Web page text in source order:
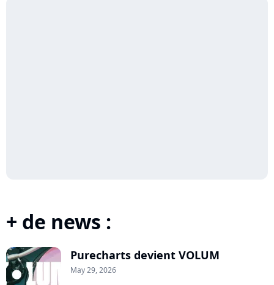
+ de news :
Purecharts devient VOLUM
May 29, 2026